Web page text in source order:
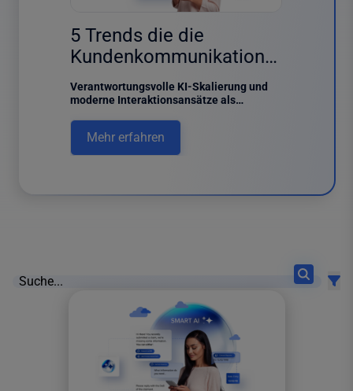
5 Trends die die
Kundenkommunikation
2026 prägen werden
Verantwortungsvolle KI-Skalierung und
moderne Interaktionsansätze als
Kundenerlebnisses.
Mehr erfahren
12 results found